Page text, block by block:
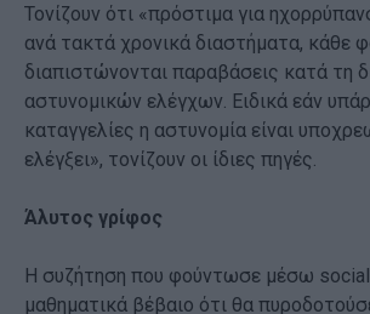
Τονίζουν ότι «πρόστιμα για
ανά τακτά χρονικά διαστήματα, κάθε
διαπιστώνονται παραβάσεις κατά τη
αστυνομικών ελέγχων. Ειδικά εάν
καταγγελίες η αστυνομία είναι
ελέγξει», τονίζουν οι ίδιες πηγές.
Άλυτος γρίφος
Η συζήτηση που φούντωσε μέσω social
μαθηματικά βέβαιο ότι θα